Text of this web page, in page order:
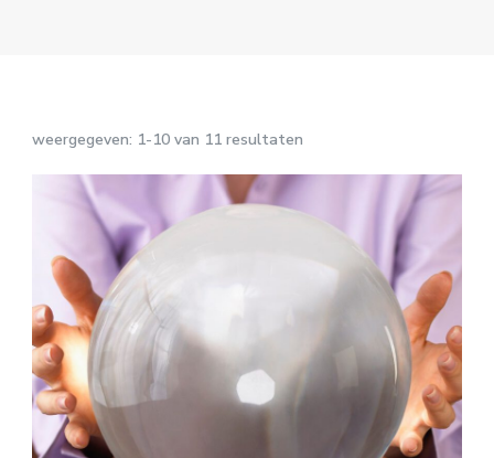
weergegeven: 1-10 van 11 resultaten